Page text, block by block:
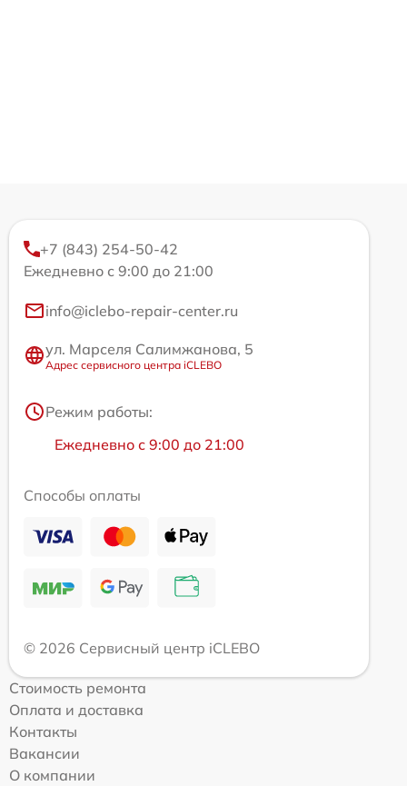
+7 (843) 254-50-42
Ежедневно с 9:00 до 21:00
info@iclebo-repair-center.ru
ул. Марселя Салимжанова, 5
Адрес сервисного центра iCLEBO
Режим работы:
Ежедневно с 9:00 до 21:00
Способы оплаты
© 2026 Сервисный центр iCLEBO
Стоимость ремонта
Оплата и доставка
Контакты
Вакансии
О компании